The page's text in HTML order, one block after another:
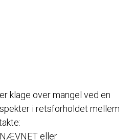
klage over mangel ved en
i retsforholdet mellem
eller